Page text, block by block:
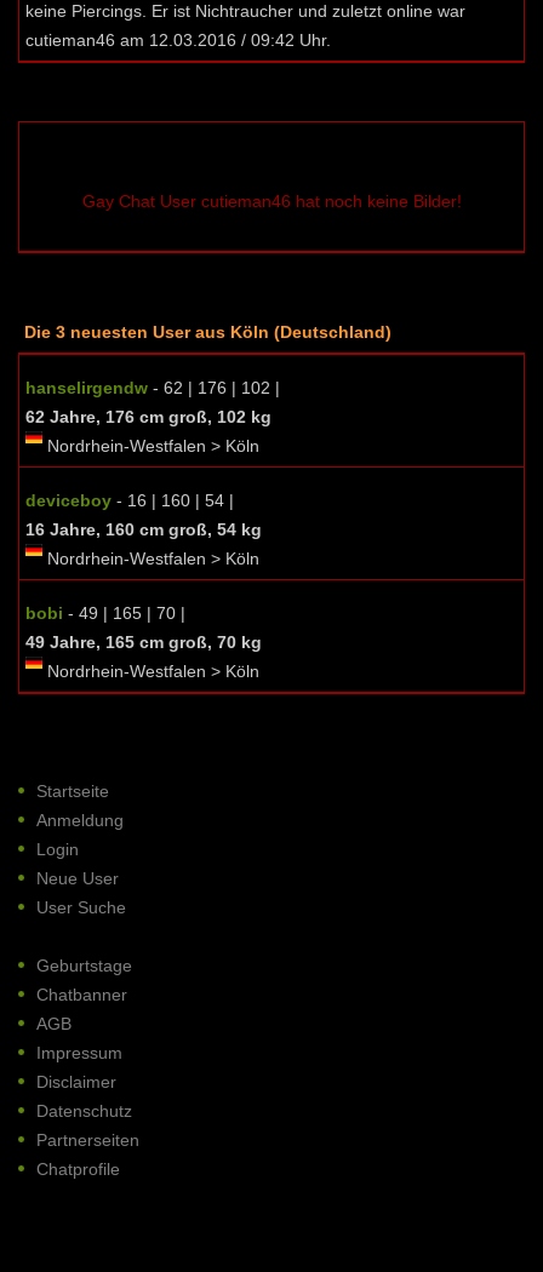
keine Piercings. Er ist Nichtraucher und zuletzt online war
cutieman46 am 12.03.2016 / 09:42 Uhr.
Gay Chat User cutieman46 hat noch keine Bilder!
Die 3 neuesten User aus Köln (Deutschland)
hanselirgendw - 62 | 176 | 102 |
62 Jahre, 176 cm groß, 102 kg
Nordrhein-Westfalen > Köln
deviceboy - 16 | 160 | 54 |
16 Jahre, 160 cm groß, 54 kg
Nordrhein-Westfalen > Köln
bobi - 49 | 165 | 70 |
49 Jahre, 165 cm groß, 70 kg
Nordrhein-Westfalen > Köln
Startseite
Anmeldung
Login
Neue User
User Suche
Geburtstage
Chatbanner
AGB
Impressum
Disclaimer
Datenschutz
Partnerseiten
Chatprofile